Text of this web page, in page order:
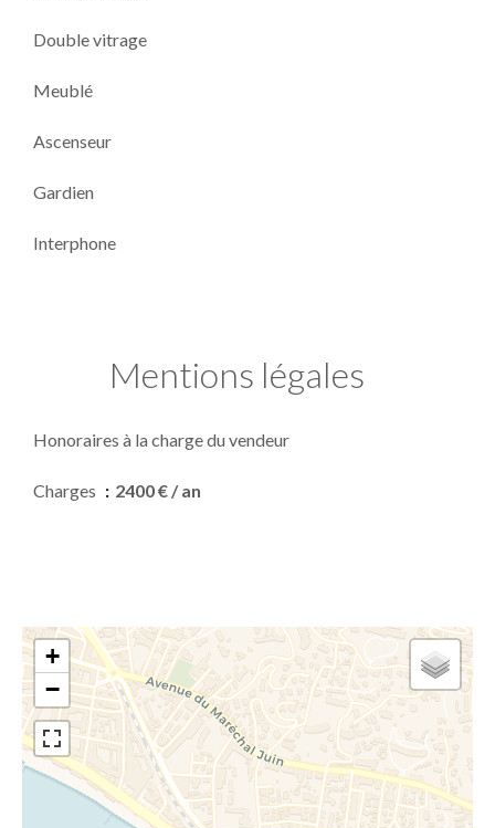
Double vitrage
Meublé
Ascenseur
Gardien
Interphone
Mentions légales
Honoraires à la charge du vendeur
Charges 2400 € / an
+
−